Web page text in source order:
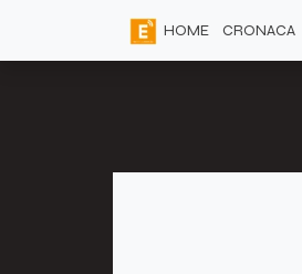
HOME CRONACA